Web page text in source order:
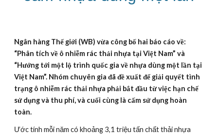
Ngân hàng Thế giới (WB) vừa công bố hai báo cáo về:
“Phân tích về ô nhiễm rác thải nhựa tại Việt Nam” và
“Hướng tới một lộ trình quốc gia về nhựa dùng một lần tại
Việt Nam”. Nhóm chuyên gia đã đề xuất để giải quyết tình
trạng ô nhiễm rác thải nhựa phải bắt đầu từ việc hạn chế
sử dụng và thu phí, và cuối cùng là cấm sử dụng hoàn
toàn.
Ước tính mỗi năm có khoảng 3,1 triệu tấn chất thải nhựa